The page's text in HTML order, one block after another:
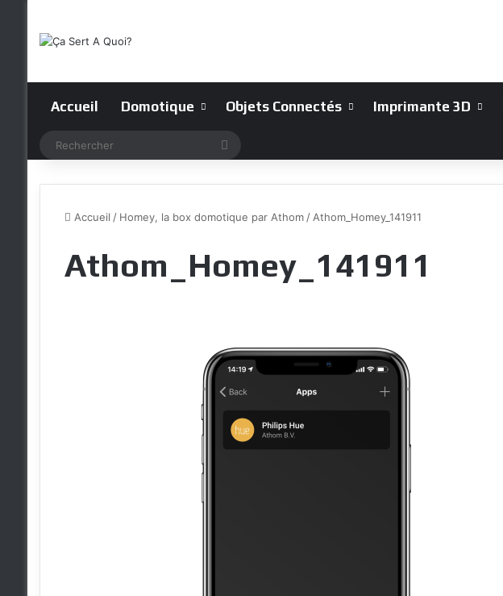
Accueil Domotique Objets Connectés Imprimante 3D
Accueil / Homey, la box domotique par Athom / Athom_Homey_141911
Athom_Homey_141911